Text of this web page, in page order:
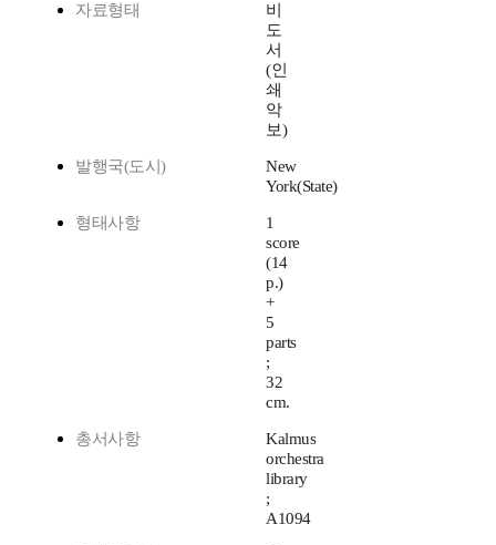
자료형태
비
도
서
(인
쇄
악
보)
발행국(도시)
New
York(State)
형태사항
1
score
(14
p.)
+
5
parts
;
32
cm.
총서사항
Kalmus
orchestra
library
;
A1094